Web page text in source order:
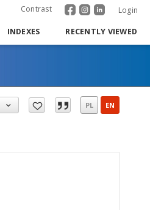
Contrast Login
INDEXES RECENTLY VIEWED
PL EN